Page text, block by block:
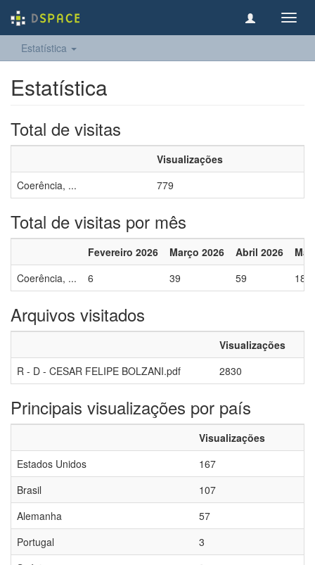
Estatística
Estatística
Total de visitas
Visualizações
Coerência, ...
779
Total de visitas por mês
Fevereiro 2026 Março 2026 Abril 2026
Coerência, ...
6 39 59 18
Arquivos visitados
Visualizações
R - D - CESAR FELIPE BOLZANI.pdf
2830
Principais visualizações por país
Visualizações
Estados Unidos
167
Brasil
107
Alemanha
57
Portugal
3